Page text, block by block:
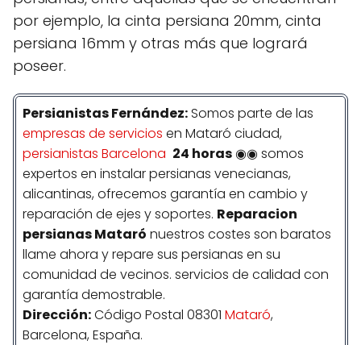
por ejemplo, la cinta persiana 20mm, cinta
persiana 16mm y otras más que logrará
poseer.
PersianistasFernández:Somos parte de las
empresas de servicios en Mataró ciudad,
persianistas Barcelona 24 horas ◉◉ somos
expertos en instalar persianas venecianas,
alicantinas, ofrecemos garantía en cambio y
reparación de ejes y soportes. Reparacion
persianas Mataró nuestros costes son baratos
llame ahora y repare sus persianas en su
comunidad de vecinos. servicios de calidad con
garantía demostrable.
Dirección:Código Postal 08301 Mataró,
Barcelona, España.